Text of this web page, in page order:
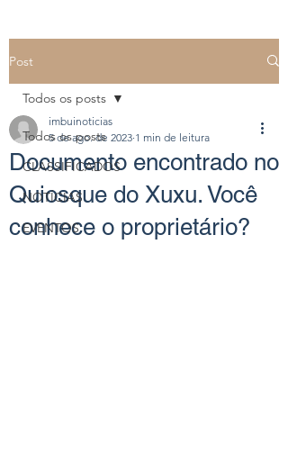
Post
Todos os posts
CLASSIFICADOS
NOTÍCIAS
EVENTOS
Todos os posts
Documento encontrado no
Quiosque do Xuxu. Você
conhece o proprietário?
imbuinoticias
5 de ago. de 2023 1 min de leitura